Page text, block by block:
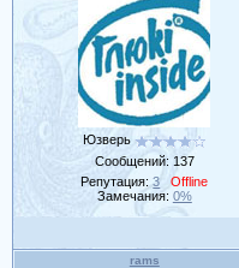
Юзверь
Сообщений: 137
Репутация:3
Offline
Замечания: 0%
rams